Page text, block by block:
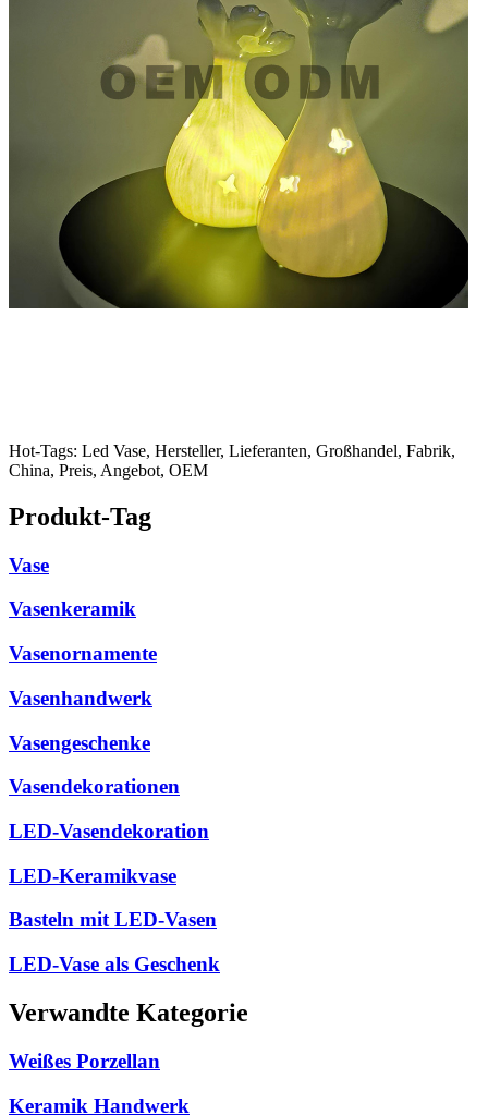
Hot-Tags: Led Vase, Hersteller, Lieferanten, Großhandel, Fabrik,
China, Preis, Angebot, OEM
Produkt-Tag
Vase
Vasenkeramik
Vasenornamente
Vasenhandwerk
Vasengeschenke
Vasendekorationen
LED-Vasendekoration
LED-Keramikvase
Basteln mit LED-Vasen
LED-Vase als Geschenk
Verwandte Kategorie
Weißes Porzellan
Keramik Handwerk